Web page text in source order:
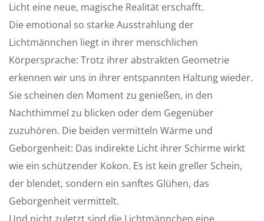
Licht eine neue, magische Realität erschafft.
Die emotional so starke Ausstrahlung der
Lichtmännchen liegt in ihrer menschlichen
Körpersprache: Trotz ihrer abstrakten Geometrie
erkennen wir uns in ihrer entspannten Haltung wieder.
Sie scheinen den Moment zu genießen, in den
Nachthimmel zu blicken oder dem Gegenüber
zuzuhören. Die beiden vermitteln Wärme und
Geborgenheit: Das indirekte Licht ihrer Schirme wirkt
wie ein schützender Kokon. Es ist kein greller Schein,
der blendet, sondern ein sanftes Glühen, das
Geborgenheit vermittelt.